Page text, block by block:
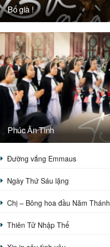
Bố già !
Phúc Ân Tình
Đường vắng Emmaus
Ngày Thứ Sáu lặng
Chị – Bông hoa đầu Năm Thánh
Thiên Tử Nhập Thể